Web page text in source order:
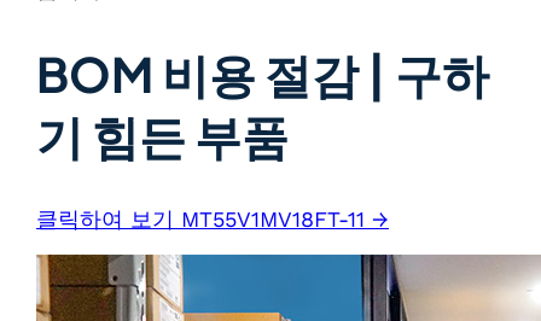
BOM 비용 절감 | 구하
기 힘든 부품
클릭하여 보기 MT55V1MV18FT-11 →